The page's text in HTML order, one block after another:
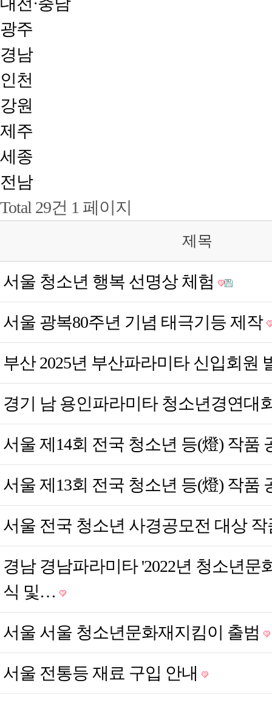
광주
경남
인천
강원
제주
세종
전남
Total 29건 1 페이지
제목
서울 청소년 행복 선명상 체험
서울 광복80주년 기념 태극기등 제작
부산 2025년 부산파라미타 신입회원
경기 남 용인파라미타 청소년경연대
서울 제14회 전국 청소년 등(燈) 작품
서울 제13회 전국 청소년 등(燈) 작품
서울 전국 청소년 사경공모전 대상
경남 경남파라미타 '2022년 청소년문
식 및…
서울 서울 청소년문화재지킴이 출범
서울 전통등 재료 구입 안내